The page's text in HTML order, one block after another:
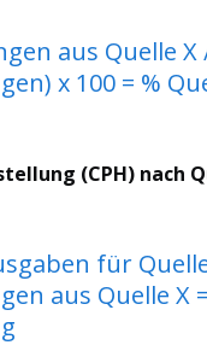
aus Quelle
x 100 = %
(CPH) nach
für
aus Quelle X